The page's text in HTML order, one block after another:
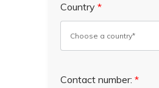
Country *
Contact number: *